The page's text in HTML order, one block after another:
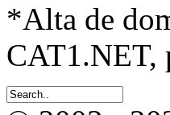
*Alta de
CAT1.NET,